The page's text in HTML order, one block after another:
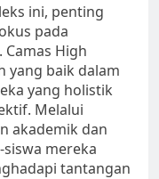
ini, penting
pada
High
yang baik dalam
yang holistik
Melalui
akademik dan
mereka
tantangan